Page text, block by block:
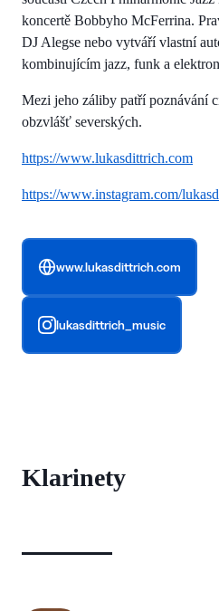
koncertě Bobbyho McFerrina.
DJ Alegse nebo vytváří vlastní
kombinujícím jazz, funk a
Mezi jeho záliby patří poznávání
obzvlášť severských.
https://www.lukasdittrich.com
https://www.instagram.com/
www.lukasdittrich.com
lukasdittrich_music
Klarinety